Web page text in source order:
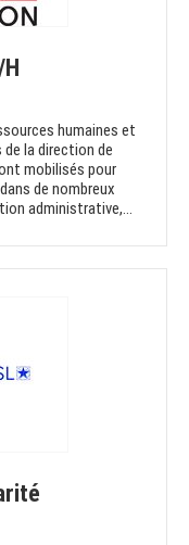
humaines et
la direction de
mobilisés pour
de nombreux
administrative,...